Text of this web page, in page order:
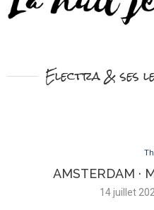
Electra & ses
AMSTERDAM ·
14 juillet